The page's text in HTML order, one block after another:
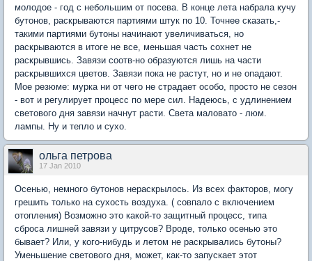
молодое - год с небольшим от посева. В конце лета набрала кучу
бутонов, раскрываются партиями штук по 10. Точнее сказать,-
такими партиями бутоны начинают увеличиваться, но
раскрываются в итоге не все, меньшая часть сохнет не
раскрывшись. Завязи соотв-но образуются лишь на части
раскрывшихся цветов. Завязи пока не растут, но и не опадают.
Мое резюме: мурка ни от чего не страдает особо, просто не сезон
- вот и регулирует процесс по мере сил. Надеюсь, с удлинением
светового дня завязи начнут расти. Света маловато - люм.
лампы. Ну и тепло и сухо.
ольга петрова
17 Jan 2010
Осенью, немного бутонов нераскрылось. Из всех факторов, могу
грешить только на сухость воздуха. ( совпало с включением
отопления) Возможно это какой-то защитный процесс, типа
сброса лишней завязи у цитрусов? Вроде, только осенью это
бывает? Или, у кого-нибудь и летом не раскрывались бутоны?
Уменьшение светового дня, может, как-то запускает этот